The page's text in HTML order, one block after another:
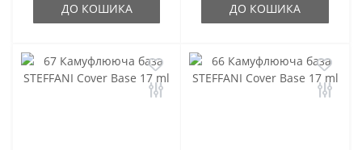
ДО КОШИКА ДО КОШИКА